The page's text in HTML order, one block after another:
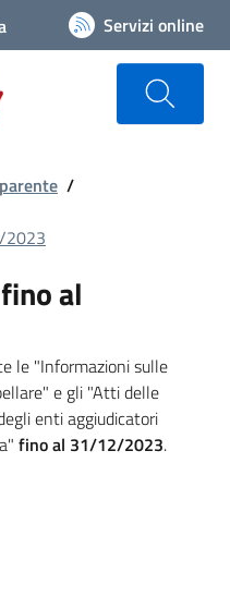
Servizi online
/
2023
al
le "Informazioni sulle
e gli "Atti delle
enti aggiudicatori
fino al 31/12/2023.